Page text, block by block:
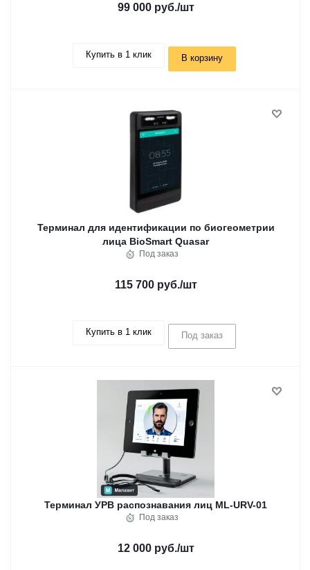
99 000 руб./шт
Купить в 1 клик В корзину
Терминал для идентификации по биогеометрии
лица BioSmart Quasar
Под заказ
115 700 руб./шт
Купить в 1 клик Под заказ
Терминал УРВ распознавания лиц ML-URV-01
Под заказ
12 000 руб./шт